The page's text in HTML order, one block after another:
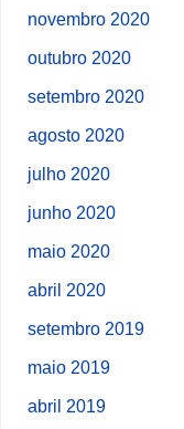
novembro 2020
outubro 2020
setembro 2020
agosto 2020
julho 2020
junho 2020
maio 2020
abril 2020
setembro 2019
maio 2019
abril 2019